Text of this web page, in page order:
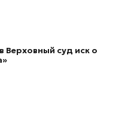
Верховный суд иск о